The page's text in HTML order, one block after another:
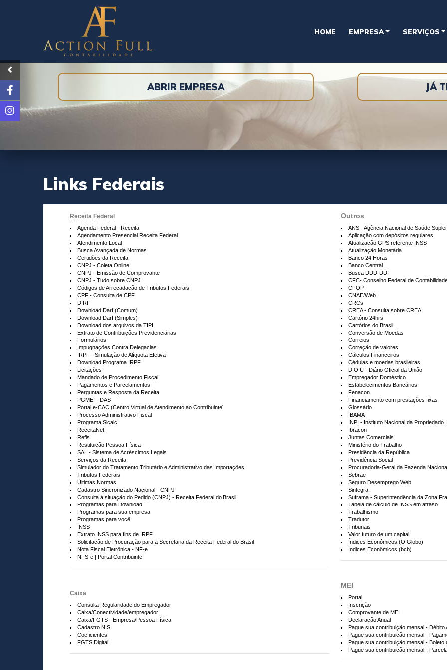
HOME EMPRESA SERVIÇOS
ABRIR EMPRESA JÁ
Links Federais
Receita Federal
Agenda Federal - Receita
Agendamento Presencial Receita Federal
Atendimento Local
Busca Avançada de Normas
Certidões da Receita
CNPJ - Coleta Online
CNPJ - Emissão de Comprovante
CNPJ - Tudo sobre CNPJ
Códigos de Arrecadação de Tributos Federais
CPF - Consulta de CPF
DIRF
Download Darf (Comum)
Download Darf (Simples)
Download dos arquivos da TIPI
Extrato de Contribuições Previdenciárias
Formulários
Impugnações Contra Delegacias
IRPF - Simulação de Alíquota Efetiva
Download Programa IRPF
Licitações
Mandado de Procedimento Fiscal
Pagamentos e Parcelamentos
Perguntas e Resposta da Receita
PGMEI - DAS
Portal e-CAC (Centro Virtual de Atendimento ao Contribuinte)
Processo Administrativo Fiscal
Programa Sicalc
ReceitaNet
Refis
Restituição Pessoa Física
SAL - Sistema de Acréscimos Legais
Serviços da Receita
Simulador do Tratamento Tributário e Administrativo das Importações
Tributos Federais
Últimas Normas
Cadastro Sincronizado Nacional - CNPJ
Consulta à situação do Pedido (CNPJ) - Receita Federal do Brasil
Programas para Download
Programas para sua empresa
Programas para você
INSS
Extrato INSS para fins de IRPF
Solicitação de Procuração para a Secretaria da Receita Federal do Brasil
Nota Fiscal Eletrônica - NF-e
NFS-e | Portal Contribuinte
Caixa
Consulta Regularidade do Empregador
Caixa/Conectividade/empregador
Caixa/FGTS - Empresa/Pessoa Física
Cadastro NIS
Coeficientes
FGTS Digital
Outros
ANS - Agência Nacional de Saúde
Aplicação com depósitos regulares
Atualização GPS referente INSS
Atualização Monetária
Banco 24 Horas
Banco Central
Busca DDD-DDI
CFC- Conselho Federal de Contabilidade
CFOP
CNAE/Web
CRCs
CREA - Consulta sobre CREA
Cartório 24hrs
Cartórios do Brasil
Conversão de Moedas
Correios
Correção de valores
Cálculos Financeiros
Cédulas e moedas brasileiras
D.O.U - Diário Oficial da União
Empregador Doméstico
Estabelecimentos Bancários
Fenacon
Financiamento com prestações fixas
Glossário
IBAMA
INPI - Instituto Nacional da Propriedado
Ibracon
Juntas Comerciais
Ministério do Trabalho
Presidência da República
Previdência Social
Procuradoria-Geral da Fazenda
Sebrae
Seguro Desemprego Web
Sintegra
Suframa - Superintendência da Zona
Tabela de cálculo de INSS em atraso
Trabalhismo
Tradutor
Tribunais
Valor futuro de um capital
Índices Econômicos (O Globo)
Índices Econômicos (bcb)
MEI
Portal
Inscrição
Comprovante de MEI
Declaração Anual
Pague sua contribuição mensal - Débito
Pague sua contribuição mensal -
Pague sua contribuição mensal - Boleto
Pague sua contribuição mensal -